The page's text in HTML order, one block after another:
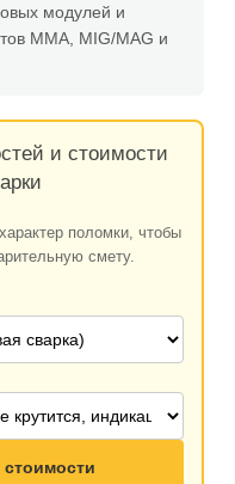
модулей и
MMA, MIG/MAG и
и стоимости
поломки, чтобы
смету.